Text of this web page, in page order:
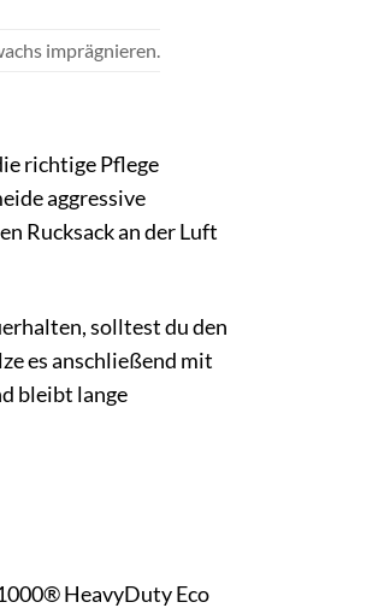
imprägnieren.
richtige Pflege
aggressive
Rucksack an der Luft
solltest du den
es anschließend mit
bleibt lange
HeavyDuty Eco